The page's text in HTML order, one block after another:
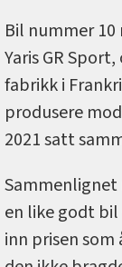
Bil nummer
Yaris GR
fabrikk i
produsere
2021 satt
Sammenlignet
en like godt bil
inn prisen